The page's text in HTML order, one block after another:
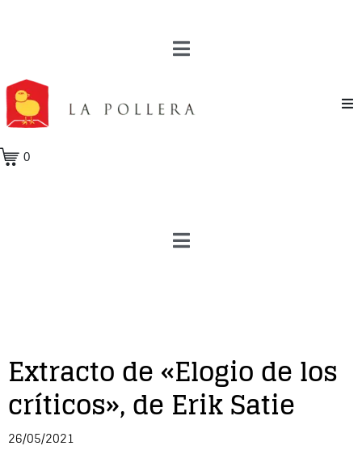
0
Extracto de «Elogio de los
críticos», de Erik Satie
26/05/2021